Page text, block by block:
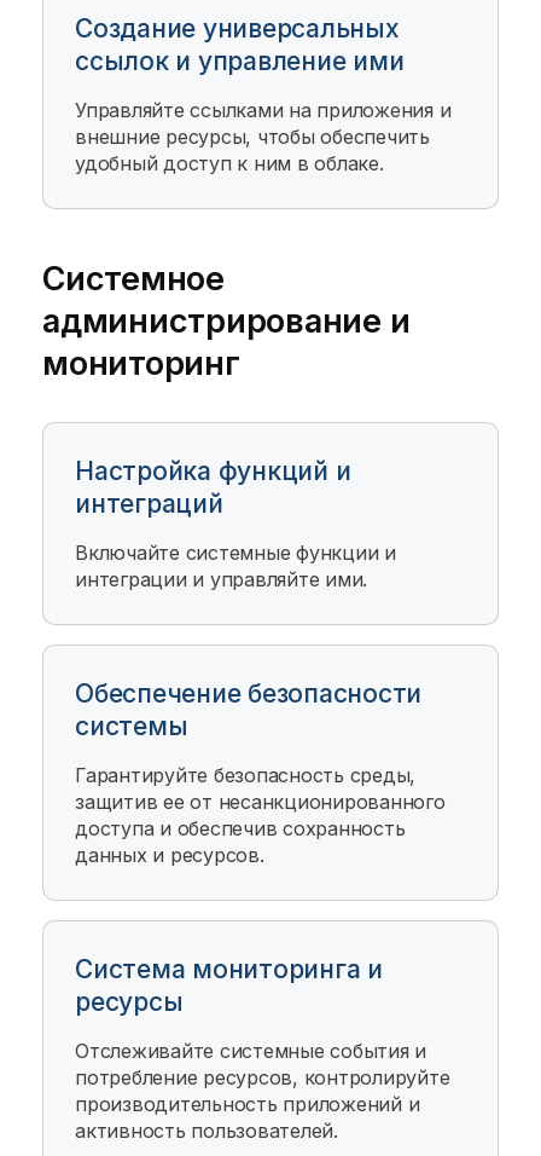
Создание универсальных
ссылок и управление ими
Управляйте ссылками на приложения и
внешние ресурсы, чтобы обеспечить
удобный доступ к ним в облаке.
Системное
администрирование и
мониторинг
Настройка функций и
интеграций
Включайте системные функции и
интеграции и управляйте ими.
Обеспечение безопасности
системы
Гарантируйте безопасность среды,
защитив ее от несанкционированного
доступа и обеспечив сохранность
данных и ресурсов.
Система мониторинга и
ресурсы
Отслеживайте системные события и
потребление ресурсов, контролируйте
производительность приложений и
активность пользователей.